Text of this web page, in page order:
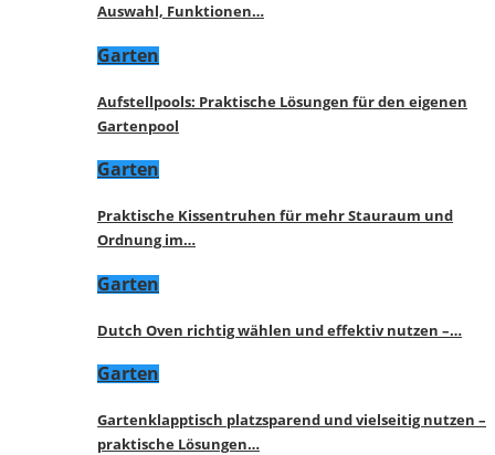
Auswahl, Funktionen…
Garten
Aufstellpools: Praktische Lösungen für den eigenen
Gartenpool
Garten
Praktische Kissentruhen für mehr Stauraum und
Ordnung im…
Garten
Dutch Oven richtig wählen und effektiv nutzen –…
Garten
Gartenklapptisch platzsparend und vielseitig nutzen –
praktische Lösungen…